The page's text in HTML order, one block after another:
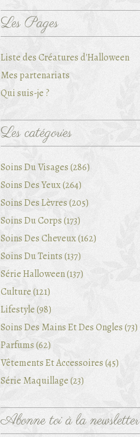
Les Pages
Liste des Créatures d'Halloween
Mes partenariats
Qui suis-je ?
Les catégories
Soins Du Visages (286)
Soins Des Yeux (264)
Soins Des Lèvres (205)
Soins Du Corps (173)
Soins Des Cheveux (162)
Soins Du Teints (137)
Série Halloween (137)
Culture (121)
Lifestyle (98)
Soins Des Mains Et Des Ongles (73)
Parfums (62)
Vêtements Et Accessoires (45)
Série Maquillage (23)
Abonne toi à la newsletter